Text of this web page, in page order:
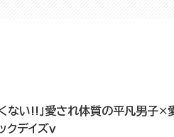
くない!!」愛され体質の平凡男子
デイズｖ